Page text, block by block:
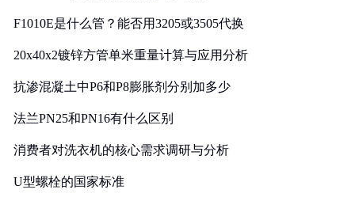
F1010E是什么管？能否用3205或3505代换
20x40x2镀锌方管单米重量计算与应用分析
抗渗混凝土中P6和P8膨胀剂分别加多少
法兰PN25和PN16有什么区别
消费者对洗衣机的核心需求调研与分析
U型螺栓的国家标准